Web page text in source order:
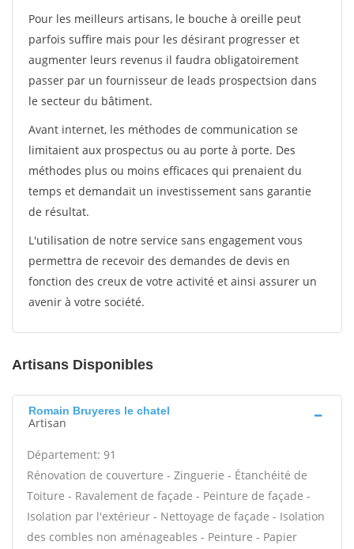
Pour les meilleurs artisans, le bouche à oreille peut
parfois suffire mais pour les désirant progresser et
augmenter leurs revenus il faudra obligatoirement
passer par un fournisseur de leads prospectsion dans
le secteur du bâtiment.
Avant internet, les méthodes de communication se
limitaient aux prospectus ou au porte à porte. Des
méthodes plus ou moins efficaces qui prenaient du
temps et demandait un investissement sans garantie
de résultat.
L'utilisation de notre service sans engagement vous
permettra de recevoir des demandes de devis en
fonction des creux de votre activité et ainsi assurer un
avenir à votre société.
Artisans Disponibles
Romain Bruyeres le chatel
Artisan
Département: 91
Rénovation de couverture - Zinguerie - Étanchéité de
Toiture - Ravalement de façade - Peinture de façade -
Isolation par l'extérieur - Nettoyage de façade - Isolation
des combles non aménageables - Peinture - Papier